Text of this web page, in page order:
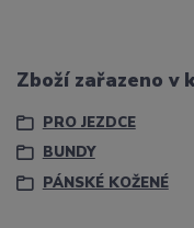
Zboží zařazeno v
PRO JEZDCE
BUNDY
PÁNSKÉ KOŽENÉ